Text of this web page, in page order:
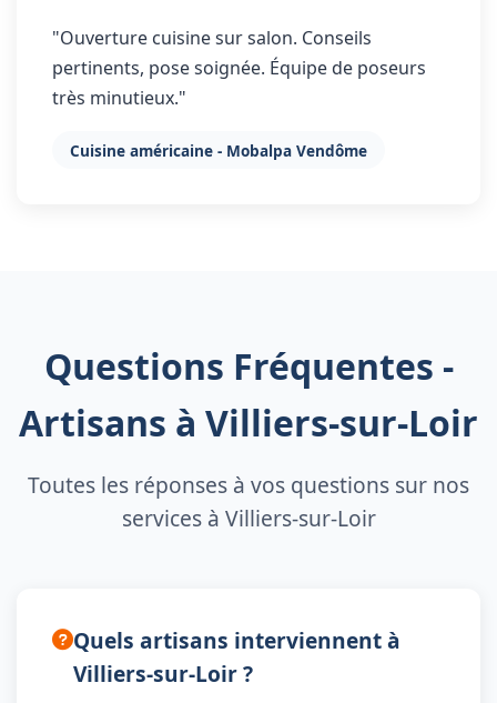
"Ouverture cuisine sur salon. Conseils
pertinents, pose soignée. Équipe de poseurs
très minutieux."
Cuisine américaine - Mobalpa Vendôme
Questions Fréquentes -
Artisans à Villiers-sur-Loir
Toutes les réponses à vos questions sur nos
services à Villiers-sur-Loir
Quels artisans interviennent à
Villiers-sur-Loir ?